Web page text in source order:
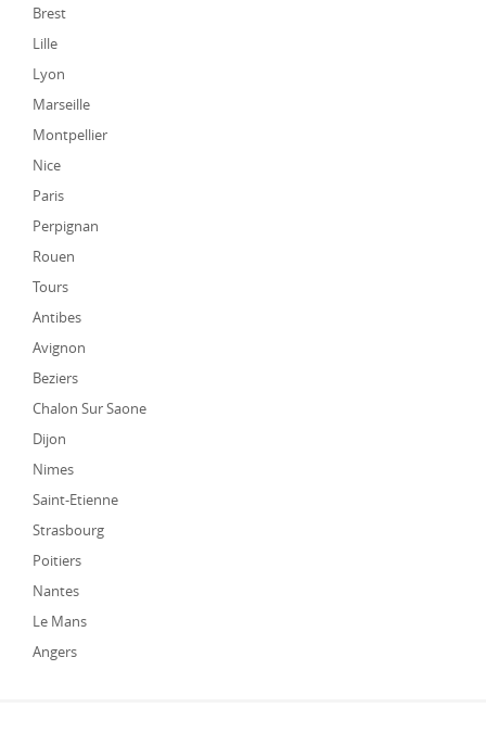
Brest
Lille
Lyon
Marseille
Montpellier
Nice
Paris
Perpignan
Rouen
Tours
Antibes
Avignon
Beziers
Chalon Sur Saone
Dijon
Nimes
Saint-Etienne
Strasbourg
Poitiers
Nantes
Le Mans
Angers